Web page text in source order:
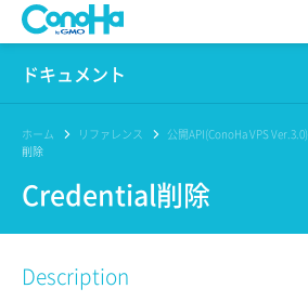
WING
Pencil
ドキュメント
このサイトについて
プロダクト
リファレンス
リリースノート
ホーム リファレンス 公開API(ConoHa VPS Ver.3.0)
削除
Credential削除
Description